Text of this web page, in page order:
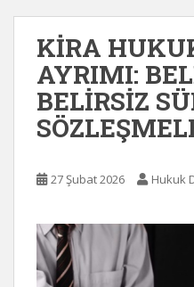
KİRA
AYRIMI:
BELİRSİZ
27 Şubat 2026 Hukuk